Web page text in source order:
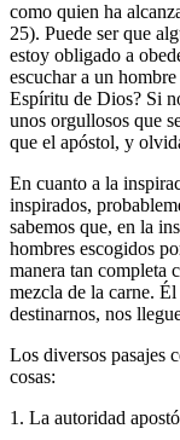
como quien ha
25). Puede ser que
estoy obligado a
escuchar a un
Espíritu de Dios? Si
unos orgullosos que
que el apóstol, y
En cuanto a la
inspirados,
sabemos que, en la
hombres escogidos
manera tan completa
mezcla de la carne.
destinarnos, nos
Los diversos pasajes
cosas:
1. La autoridad